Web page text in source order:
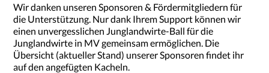
Wir danken unseren Sponsoren & Fördermitgliedern für
die Unterstützung. Nur dank Ihrem Support können wir
einen unvergesslichen Junglandwirte-Ball für die
Junglandwirte in MV gemeinsam ermöglichen. Die
Übersicht (aktueller Stand) unserer Sponsoren findet ihr
auf den angefügten Kacheln.